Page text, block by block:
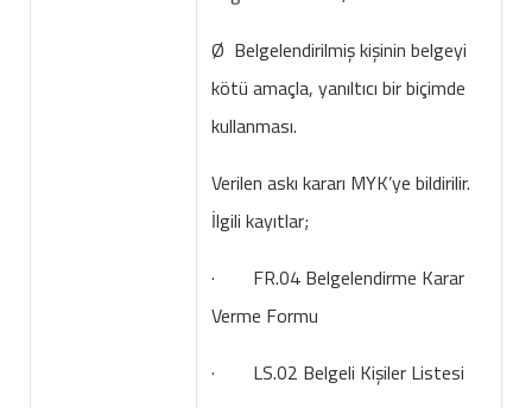
Ø Belgelendirilmiş kişinin belgeyi
kötü amaçla, yanıltıcı bir biçimde
kullanması.
Verilen askı kararı MYK’ye bildirilir.
İlgili kayıtlar;
· FR.04 Belgelendirme Karar
Verme Formu
· LS.02 Belgeli Kişiler Listesi